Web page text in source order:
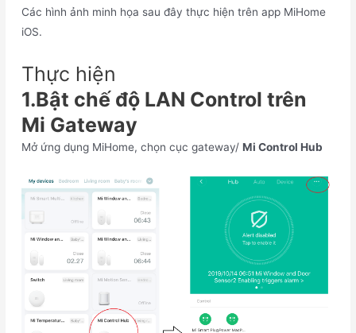
Các hình ảnh minh họa sau đây thực hiện trên app MiHome
iOS.
Thực hiện
1.Bật chế độ LAN Control trên
Mi Gateway
Mở ứng dụng MiHome, chọn cục gateway/Mi Control Hub